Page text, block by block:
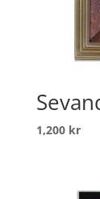
1,200 kr